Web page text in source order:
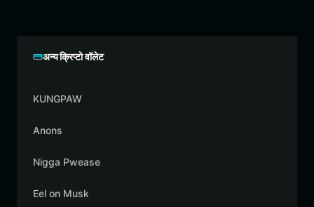
अन्य क्रिप्टो वॉलेट
KUNGPAW
Anons
Nigga Pwease
Eel on Musk